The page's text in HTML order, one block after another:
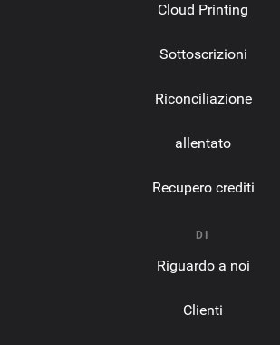
Cloud Printing
Sottoscrizioni
Riconciliazione
allentato
Recupero crediti
DI
Riguardo a noi
Clienti